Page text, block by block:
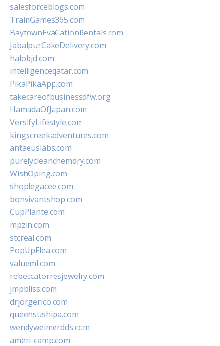
salesforceblogs.com
TrainGames365.com
BaytownEvaCationRentals.com
JabalpurCakeDelivery.com
halobjd.com
intelligenceqatar.com
PikaPikaApp.com
takecareofbusinessdfw.org
HamadaOfJapan.com
VersifyLifestyle.com
kingscreekadventures.com
antaeuslabs.com
purelycleanchemdry.com
WishOping.com
shoplegacee.com
bonvivantshop.com
CupPlante.com
mpzin.com
stcreal.com
PopUpFlea.com
valueml.com
rebeccatorresjewelry.com
jmpbliss.com
drjorgerico.com
queensushipa.com
wendyweimerdds.com
ameri-camp.com